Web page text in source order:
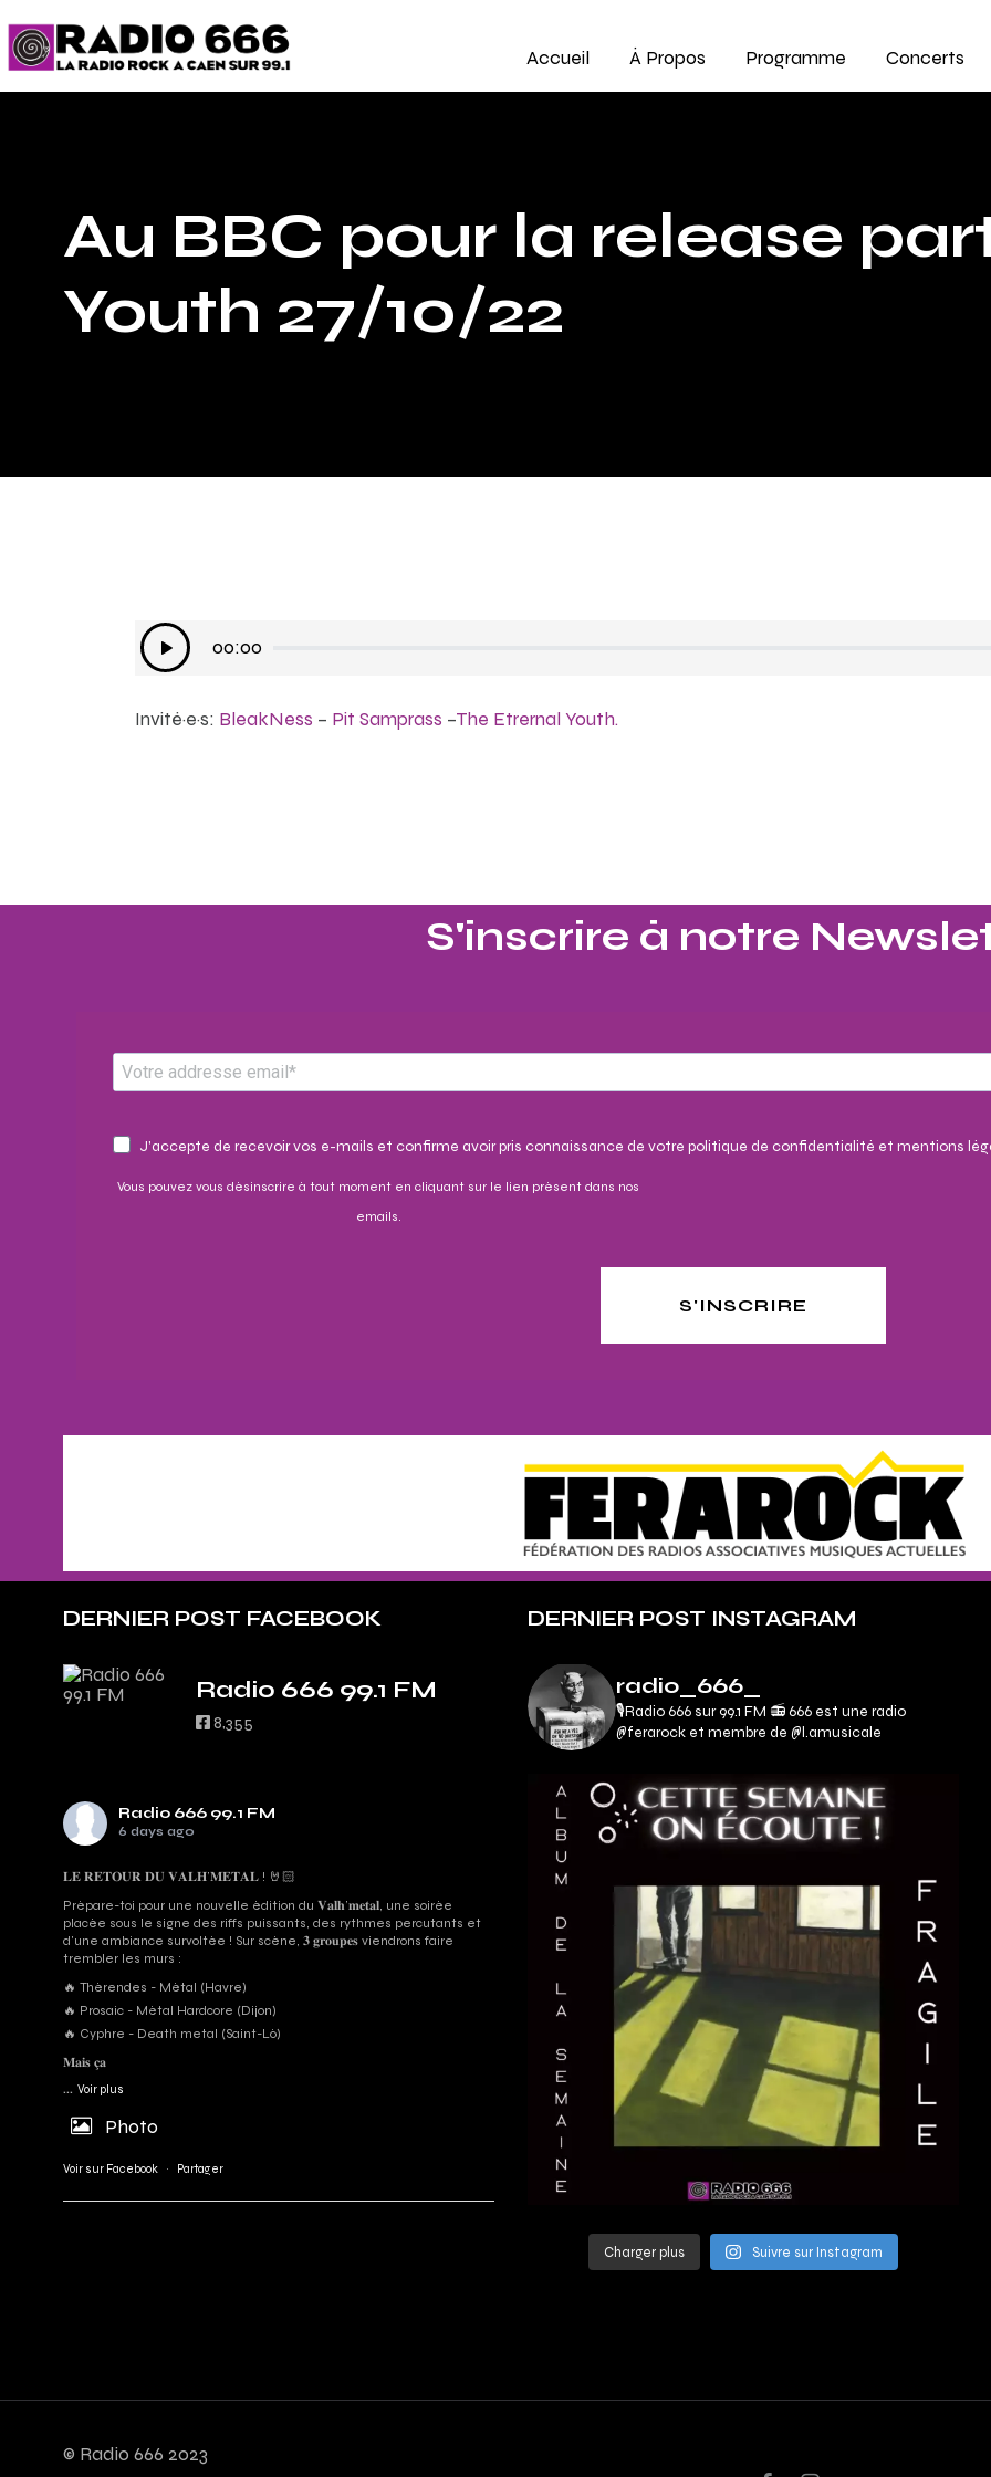
Accueil À Propos Programme Concerts
Au BBC pour la release
Youth 27/10/22
Lecteur
audio
00:00
Invité·e·s: BleakNess – Pit Samprass –The Etrernal Youth.
S'inscrire à notre
J'accepte de recevoir vos e-mails et confirme avoir pris connaissance de votre politique de confidentialité et mentions
Vous pouvez vous désinscrire à tout moment en cliquant sur le lien présent dans nos
emails.
S'INSCRIRE
DERNIER POST FACEBOOK
Radio 666 99.1 FM
8,355
Radio 666 99.1 FM
6 days ago
𝐋𝐄 𝐑𝐄𝐓𝐎𝐔𝐑 𝐃𝐔 𝐕𝐀𝐋𝐇’𝐌𝐄𝐓𝐀𝐋 ! 🤘🏻
Prépare-toi pour une nouvelle édition du 𝐕𝐚𝐥𝐡’𝐦𝐞𝐭𝐚𝐥, une soirée
placée sous le signe des riffs puissants, des rythmes percutants et
d'une ambiance survoltée ! Sur scène, 𝟑 𝐠𝐫𝐨𝐮𝐩𝐞𝐬 viendrons faire
trembler les murs :
🔥 Thérendes - Métal (Havre)
🔥 Prosaic - Métal Hardcore (Dijon)
🔥 Cyphre - Death metal (Saint-Lô)
𝐌𝐚𝐢𝐬 𝐜̧𝐚
... Voir plus
Photo
Voir sur Facebook · Partager
DERNIER POST INSTAGRAM
radio_666_
🎙Radio 666 sur 99.1 FM 📻666 est une radio
@ferarock et membre de @l.amusicale
Charger plus Suivre sur Instagram
© Radio 666 2023